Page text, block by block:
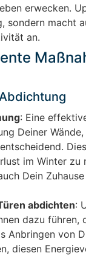
erwecken.
sondern macht
an.
: Eine
Deiner
im Winter zu
Dein
abdichten:
dazu führen,
Anbringen von
diesen